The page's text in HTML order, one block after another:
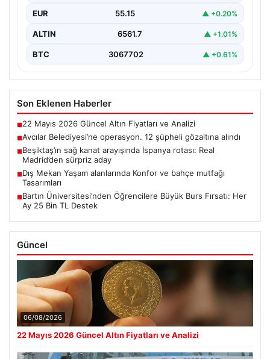
EUR 55.15 ▲ +0.20%
ALTIN 6561.7 ▲ +1.01%
BTC 3067702 ▲ +0.61%
Son Eklenen Haberler
■22 Mayıs 2026 Güncel Altın Fiyatları ve Analizi
■Avcılar Belediyesi’ne operasyon. 12 şüpheli gözaltına alındı
■Beşiktaş’ın sağ kanat arayışında İspanya rotası: Real
Madrid’den sürpriz aday
■Dış Mekan Yaşam alanlarında Konfor ve bahçe mutfağı
Tasarımları
■Bartın Üniversitesi’nden Öğrencilere Büyük Burs Fırsatı: Her
Ay 25 Bin TL Destek
Güncel
06/08/2026
22 Mayıs 2026 Güncel Altın Fiyatları ve Analizi